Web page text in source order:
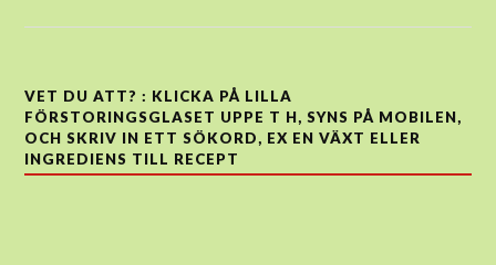
VET DU ATT? : KLICKA PÅ LILLA
FÖRSTORINGSGLASET UPPE T H, SYNS PÅ MOBILEN,
OCH SKRIV IN ETT SÖKORD, EX EN VÄXT ELLER
INGREDIENS TILL RECEPT